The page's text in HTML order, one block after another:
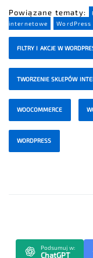
Powiązane tematy:
internetowe
WordPress
FILTRY I AKCJE W
TWORZENIE SKLEPÓW
WOOCOMMERCE
WORDPRESS
Podsumuj w:
ChatGPT